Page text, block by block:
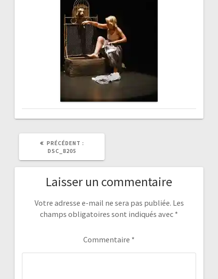
PRÉCÉDENT :
DSC_8205
Laisser un commentaire
Votre adresse e-mail ne sera pas publiée. Les
champs obligatoires sont indiqués avec *
Commentaire *